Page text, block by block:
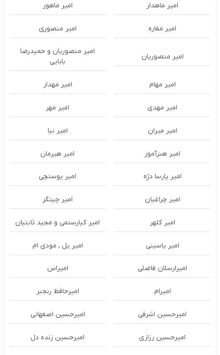
امیر ماهدار امیر ماهور
امیر مقاره امیر منصوری
امیر منصوریان
امیر منصوریان و حمیدرضا
بابایی
امیر مهام امیر مهدار
امیر مهدی امیر مهر
امیر میران امیر نیا
امیر هنرآموز امیر هیرمان
امیر پارسا دژه امیر پوستچی
امیر چراغیان امیر چیتگر
امیر کلهر امیر کیارستمی و مجید ثابتیان
امیر یاسینی امیر یل , مودی ام
امیرارسلان فاضلی امیراس
امیرام امیرحافظ رنجبر
امیرحسین اشرفی امیرحسین اصفهانی
امیرحسین رزازی امیرحسین زنده دل